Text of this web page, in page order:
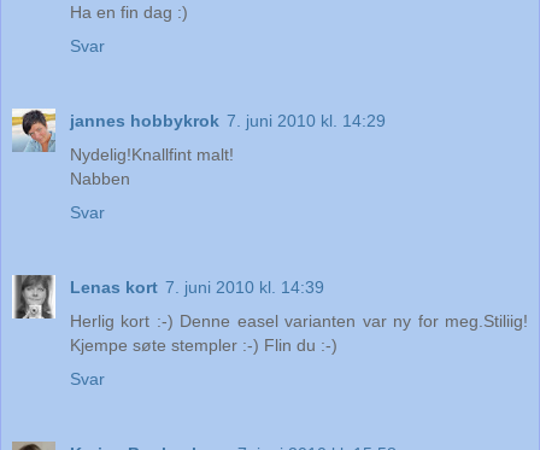
Ha en fin dag :)
Svar
jannes hobbykrok 7. juni 2010 kl. 14:29
Nydelig!Knallfint malt!
Nabben
Svar
Lenas kort 7. juni 2010 kl. 14:39
Herlig kort :-) Denne easel varianten var ny for meg.Stiliig!
Kjempe søte stempler :-) Flin du :-)
Svar